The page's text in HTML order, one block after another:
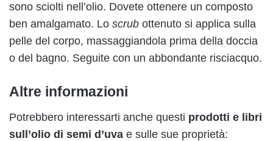
sono sciolti nell’olio. Dovete ottenere un composto
ben amalgamato. Lo scrub ottenuto si applica sulla
pelle del corpo, massaggiandola prima della doccia
o del bagno. Seguite con un abbondante risciacquo.
Altre informazioni
Potrebbero interessarti anche questi prodotti e libri
sull’olio di semi d’uva e sulle sue proprietà: